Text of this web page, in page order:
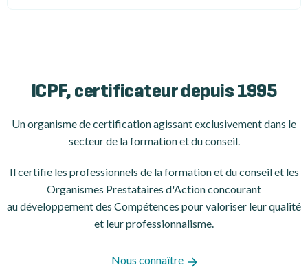
ICPF, certificateur depuis 1995
Un organisme de certificationagissant exclusivement dans le
secteur de la formation et du conseil.
Il certifie les professionnels de la formation et du conseil et les
Organismes Prestataires d'Action concourant
au développement des Compétences pour valoriser leur qualité
et leur professionnalisme.
Nous connaître